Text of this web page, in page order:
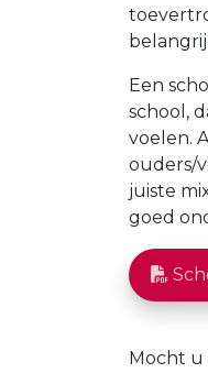
Een
school,
voelen.
ouders/
juiste
goed
Mocht u